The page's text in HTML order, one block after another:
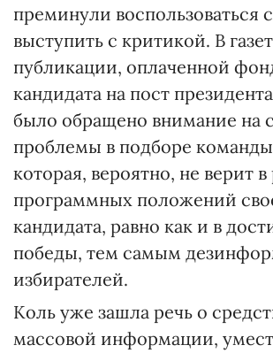
преминули воспользоваться
выступить с критикой. В
публикации, оплаченной
кандидата на пост
было обращено внимание на
проблемы в подборе
которая, вероятно, не верит
программных положений
кандидата, равно как и в
победы, тем самым
избирателей.
Коль уже зашла речь о
массовой информации,